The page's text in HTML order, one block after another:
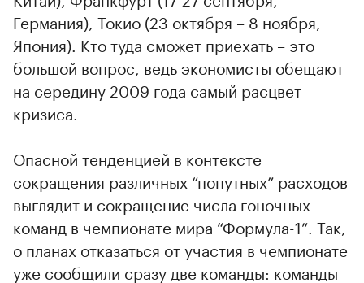
Германия), Токио (23 октября – 8 ноября,
Япония). Кто туда сможет приехать – это
большой вопрос, ведь экономисты обещают
на середину 2009 года самый расцвет
кризиса.
Опасной тенденцией в контексте
сокращения различных “попутных” расходов
выглядит и сокращение числа гоночных
команд в чемпионате мира “Формула-1”. Так,
о планах отказаться от участия в чемпионате
уже сообщили сразу две команды: команды